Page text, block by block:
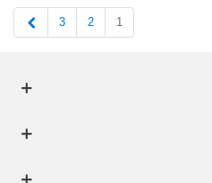
1
2
3